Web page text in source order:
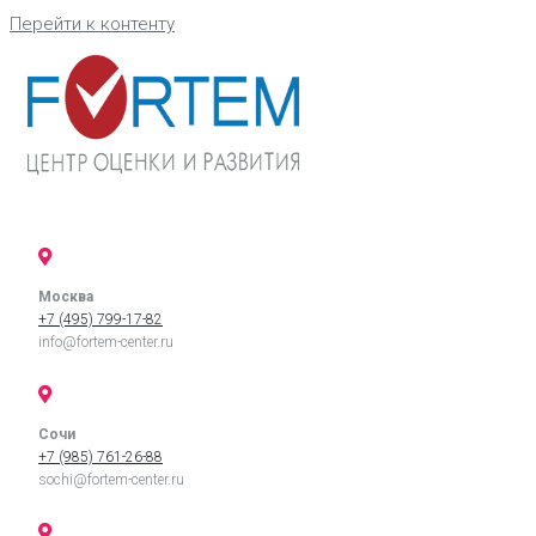
Перейти к контенту
Москва
+7 (495) 799-17-82
info@fortem-center.ru
Сочи
+7 (985) 761-26-88
sochi@fortem-center.ru